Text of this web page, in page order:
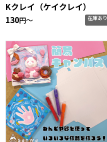
Kクレイ（ケイクレイ）
130円〜 在庫あり